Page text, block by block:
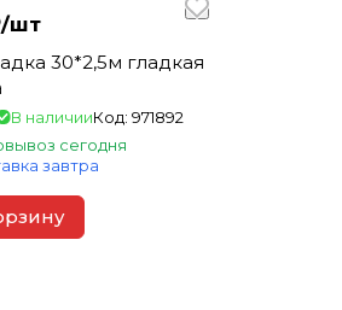
шт
30*2,5м гладкая
В наличииКод: 971892
сегодня
завтра